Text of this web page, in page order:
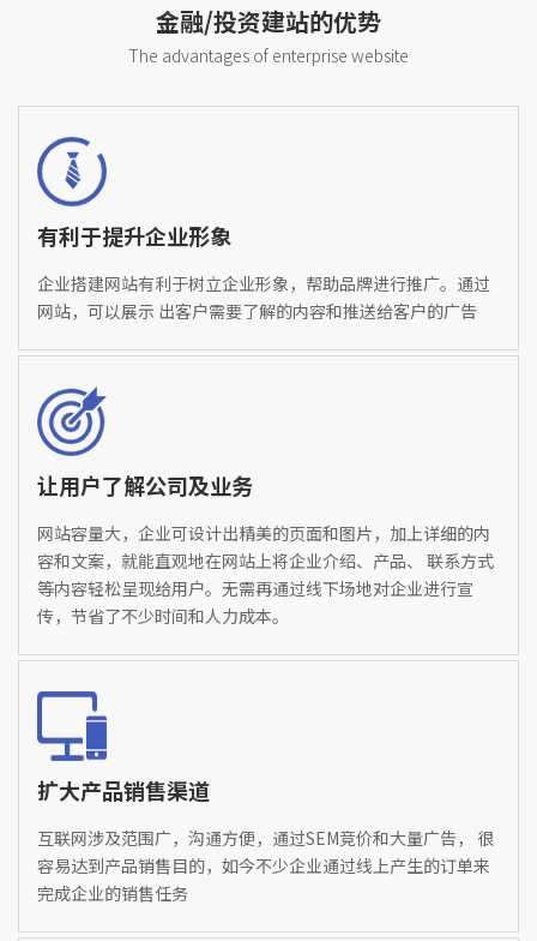
金融/投资建站的优势
The advantages of enterprise website
有利于提升企业形象
企业搭建网站有利于树立企业形象，帮助品牌进行推广。通过
网站，可以展示 出客户需要了解的内容和推送给客户的广告
让用户了解公司及业务
网站容量大，企业可设计出精美的页面和图片，加上详细的内
容和文案，就能直观地在网站上将企业介绍、产品、 联系方式
等内容轻松呈现给用户。无需再通过线下场地对企业进行宣
传，节省了不少时间和人力成本。
扩大产品销售渠道
互联网涉及范围广，沟通方便，通过SEM竞价和大量广告， 很
容易达到产品销售目的，如今不少企业通过线上产生的订单来
完成企业的销售任务